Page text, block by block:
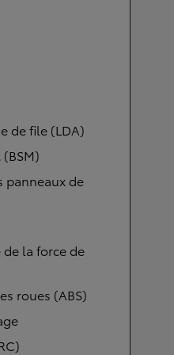
de file (LDA)
panneaux de
la force de
roues (ABS)